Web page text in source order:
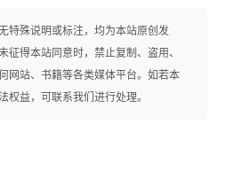
特殊说明或标注，均为本站原创发
征得本站同意时，禁止复制、盗用、
网站、书籍等各类媒体平台。如若本
权益，可联系我们进行处理。